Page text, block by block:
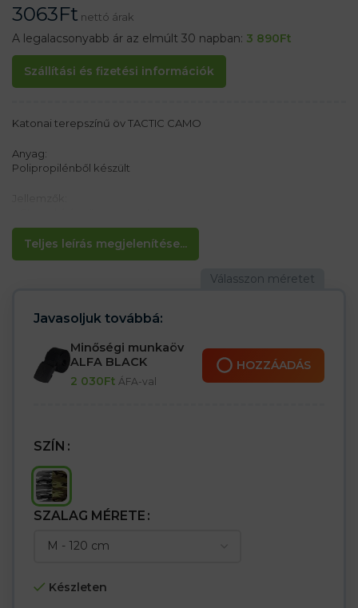
3063Ft nettó árak
A legalacsonyabb ár az elmúlt 30 napban: 3 890Ft
Szállítási és fizetési információk
Teljes leírás megjelenítése...
Katonai terepszínű öv TACTIC CAMO
Anyag:
Polipropilénből készült
– Hossza kb 120 cm
– Szélesség 5,5 cm
– Az öv hosszának beállítási lehetősége
Javasoljuk továbbá:
Minőségi munkaöv
ALFA BLACK
2 030Ft ÁFA-val
HOZZÁADÁS
SZÍN
SZALAG MÉRETE
Készleten